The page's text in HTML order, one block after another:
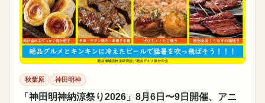
秋葉原 神田明神
「神田明神納涼祭り2026」8月6日〜9日開催、アニ